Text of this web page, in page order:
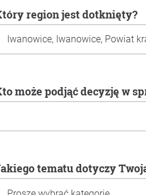
Który region jest dotknięty?
Kto może podjąć decyzję w
Jakiego tematu dotyczy